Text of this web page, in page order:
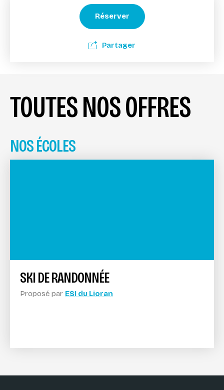
Réserver
Partager
TOUTES NOS OFFRES
NOS ÉCOLES
SKI DE RANDONNÉE
Proposé par ESI du Lioran